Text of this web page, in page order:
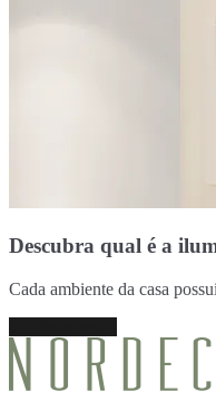
Descubra qual é a
Cada ambiente da casa